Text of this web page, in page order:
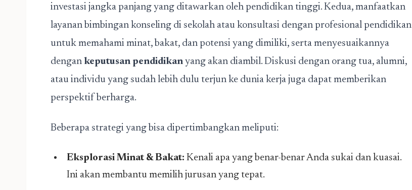
investasi jangka panjang yang ditawarkan oleh pendidikan tinggi. Kedua, manfaatkan
layanan bimbingan konseling di sekolah atau konsultasi dengan profesional pendidikan
untuk memahami minat, bakat, dan potensi yang dimiliki, serta menyesuaikannya
dengan keputusan pendidikan yang akan diambil. Diskusi dengan orang tua, alumni,
atau individu yang sudah lebih dulu terjun ke dunia kerja juga dapat memberikan
perspektif berharga.
Beberapa strategi yang bisa dipertimbangkan meliputi:
Eksplorasi Minat & Bakat: Kenali apa yang benar-benar Anda sukai dan kuasai.
Ini akan membantu memilih jurusan yang tepat.